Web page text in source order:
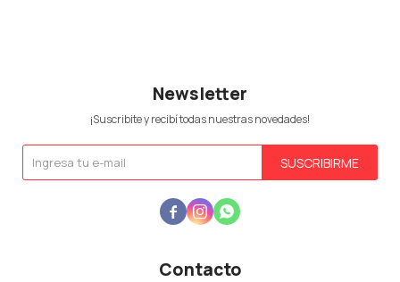
Contacto
Newsletter
¡Suscribite y recibí todas nuestras novedades!
SUSCRIBIRME
  